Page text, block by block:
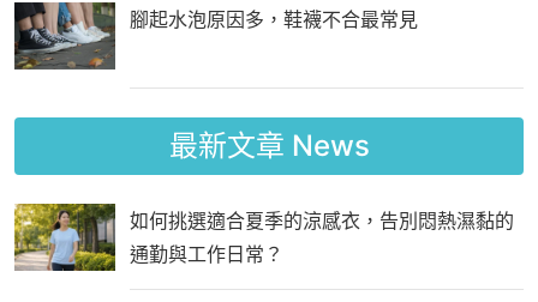
腳起水泡原因多，鞋襪不合最常見
最新文章 News
如何挑選適合夏季的涼感衣，告別悶熱濕黏的
通勤與工作日常？